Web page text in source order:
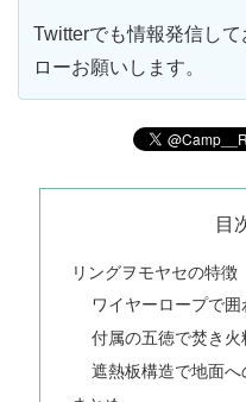
Twitterでも情報発信し
ローお願いします。
目
リングヲモヤセの特徴
ワイヤーロープで
付属の五徳で焚き火
遮熱板構造で地面